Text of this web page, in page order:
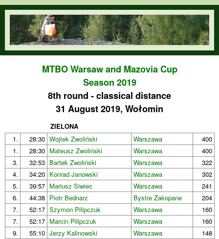
Skip to main content
orienteering.waw.pl
MTBO Warsaw and Mazovia Cup
Season 2019
8th round - classical distance
31 August 2019, Wołomin
ZIELONA
1.
28:30 Wojtek Zwoliński Warszawa
400
1.
28:30 Mateusz Zwoliński Warszawa
400
3.
32:53 Bartek Zwoliński Warszawa
322
4.
34:20 Konrad Janowski Warszawa
302
5.
39:57 Mariusz Siwiec Warszawa
241
6.
44:38 Piotr Bednarz Bystre Zakopane
204
7.
52:17 Szymon Pilipczuk Warszawa
160
7.
52:17 Marcin Pilipczuk Warszawa
160
9.
55:10 Jerzy Kalinowski Warszawa
148